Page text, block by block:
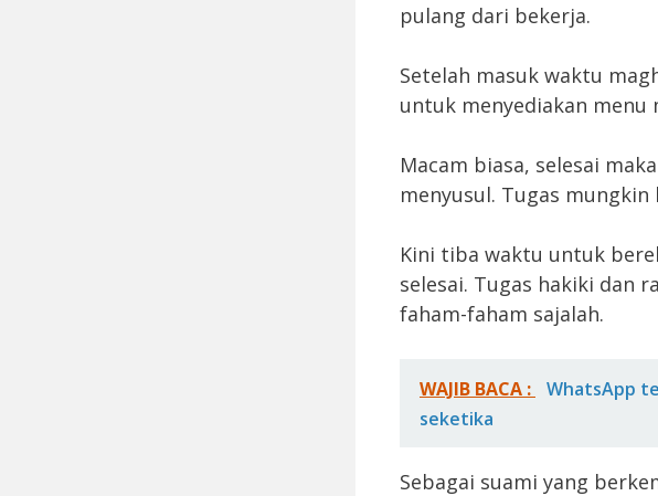
pulang dari bekerja.
Setelah masuk waktu
untuk menyediakan menu
Macam biasa, selesai
menyusul. Tugas
Kini tiba waktu untuk
selesai. Tugas hakiki dan
faham-faham sajalah.
WAJIB BACA :
WhatsApp
seketika
Sebagai suami yang